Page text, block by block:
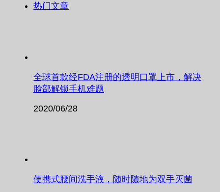
热门文章
全球首款经FDA注册的透明口罩上市，解决
脸部解锁手机难题
2020/06/28
便携式腰间洗手液，随时随地为双手灭菌